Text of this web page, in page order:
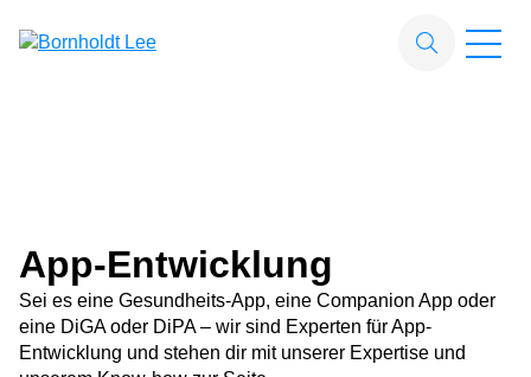
App-Entwicklung
Sei es eine Gesundheits-App, eine Companion App oder
eine DiGA oder DiPA – wir sind Experten für App-
Entwicklung und stehen dir mit unserer Expertise und